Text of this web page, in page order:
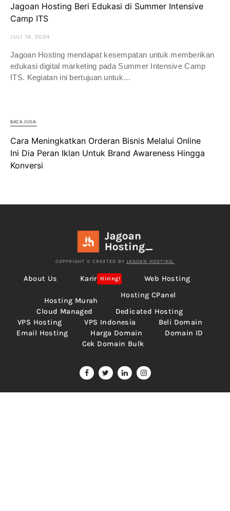
Jagoan Hosting Beri Edukasi di Summer Intensive
Camp ITS
JULI 16, 2024
Jagoan Hosting mendapat kesempatan untuk memberikan
edukasi digital marketing pada Summer Intensive Camp
ITS. Kegiatan ini bertujuan untuk…
BACA JUGA:
Cara Meningkatkan Orderan Bisnis Melalui Online
Ini Dia Peran Iklan Untuk Brand Awareness Hingga
Konversi
COPYRIGHT © CREATED BY JAGOAN HOSTING.
About Us Karir Hiring! Web Hosting
Hosting Murah
Hosting CPanel
Cloud Managed
Dedicated Hosting
VPS Hosting
VPS Indonesia
Beli Domain
Email Hosting
Harga Domain
Domain ID
Cek Domain Bulk